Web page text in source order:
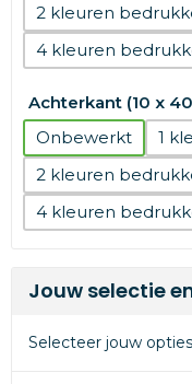
2
4
Achterkant (10 x
Onbewerkt
1
2
4
Jouw selectie
Selecteer jouw